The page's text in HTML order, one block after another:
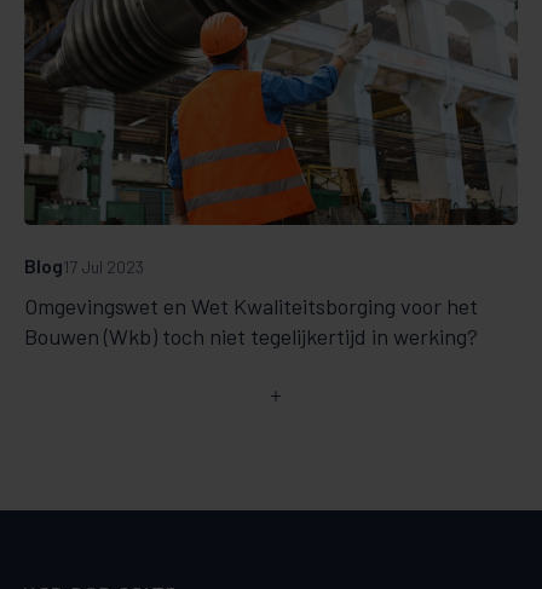
Omgevingswet en Wet Kwaliteitsborging voor het
Bouwen (Wkb) toch niet tegelijkertijd in werking?
Blog17 Jul 2023